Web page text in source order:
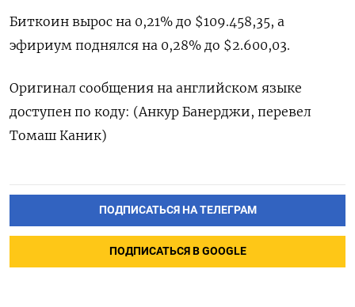
Биткоин вырос на 0,21% до $109.458,35, а
эфириум поднялся на 0,28% до $2.600,03.
Оригинал сообщения на английском языке
доступен по коду: (Анкур Банерджи, перевел
Томаш Каник)
ПОДПИСАТЬСЯ НА ТЕЛЕГРАМ
ПОДПИСАТЬСЯ В GOOGLE